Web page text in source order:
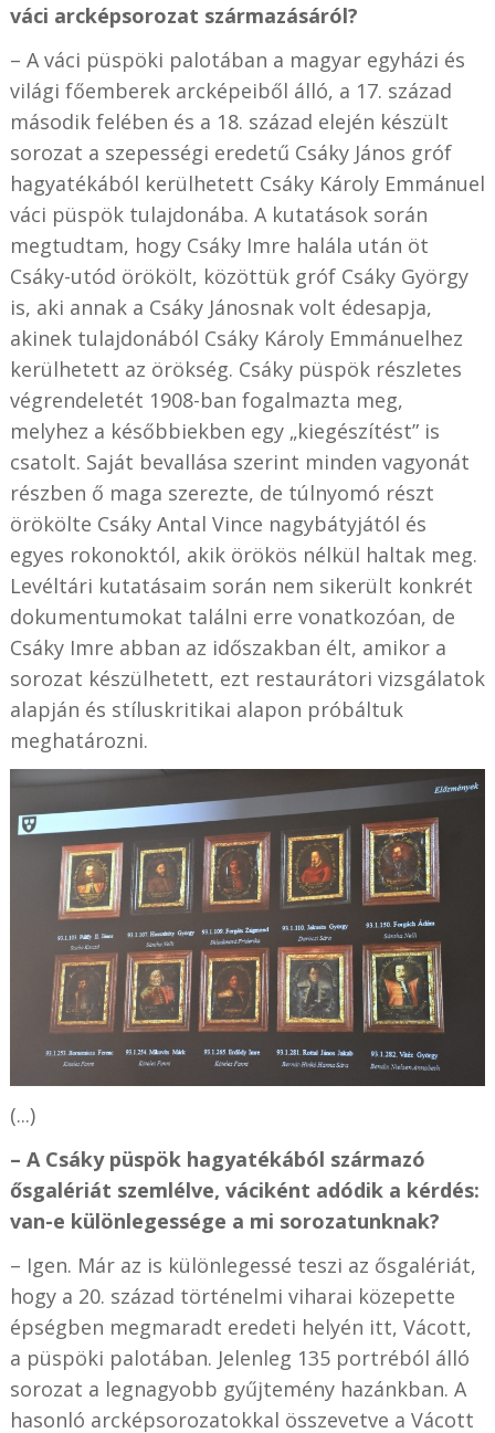
váci arcképsorozat származásáról?
– A váci püspöki palotában a magyar egyházi és
világi főemberek arcképeiből álló, a 17. század
második felében és a 18. század elején készült
sorozat a szepességi eredetű Csáky János gróf
hagyatékából kerülhetett Csáky Károly Emmánuel
váci püspök tulajdonába. A kutatások során
megtudtam, hogy Csáky Imre halála után öt
Csáky-utód örökölt, közöttük gróf Csáky György
is, aki annak a Csáky Jánosnak volt édesapja,
akinek tulajdonából Csáky Károly Emmánuelhez
kerülhetett az örökség. Csáky püspök részletes
végrendeletét 1908-ban fogalmazta meg,
melyhez a későbbiekben egy „kiegészítést” is
csatolt. Saját bevallása szerint minden vagyonát
részben ő maga szerezte, de túlnyomó részt
örökölte Csáky Antal Vince nagybátyjától és
egyes rokonoktól, akik örökös nélkül haltak meg.
Levéltári kutatásaim során nem sikerült konkrét
dokumentumokat találni erre vonatkozóan, de
Csáky Imre abban az időszakban élt, amikor a
sorozat készülhetett, ezt restaurátori vizsgálatok
alapján és stíluskritikai alapon próbáltuk
meghatározni.
(...)
– A Csáky püspök hagyatékából származó
ősgalériát szemlélve, váciként adódik a kérdés:
van-e különlegessége a mi sorozatunknak?
– Igen. Már az is különlegessé teszi az ősgalériát,
hogy a 20. század történelmi viharai közepette
épségben megmaradt eredeti helyén itt, Vácott,
a püspöki palotában. Jelenleg 135 portréból álló
sorozat a legnagyobb gyűjtemény hazánkban. A
hasonló arcképsorozatokkal összevetve a Vácott